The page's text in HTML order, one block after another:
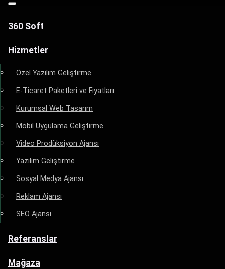
360 Soft
Hizmetler
Özel Yazılım Geliştirme
E-Ticaret Paketleri ve Fiyatları
Kurumsal Web Tasarım
Mobil Uygulama Geliştirme
Video Prodüksiyon Ajansı
Yazılım Geliştirme
Sosyal Medya Ajansı
Reklam Ajansı
SEO Ajansı
Referanslar
Mağaza